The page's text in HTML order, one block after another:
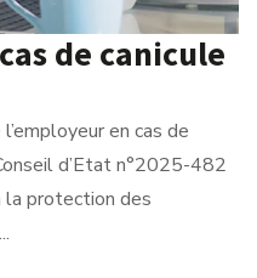
de canicule
en cas de
d’Etat n°2025-482
protection des